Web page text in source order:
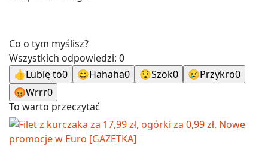
Co o tym myślisz?
Wszystkich odpowiedzi: 0
👍Lubię to0 😄Hahaha0 😯Szok0 😢Przykro0
😡Wrrr0
To warto przeczytać